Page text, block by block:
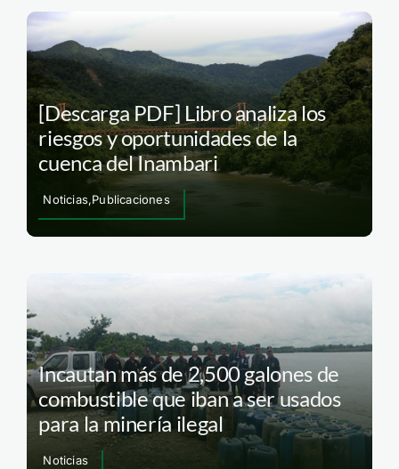
[Descarga PDF] Libro analiza los
riesgos y oportunidades de la
cuenca del Inambari
Noticias,Publicaciones
Incautan más de 2,500 galones de
combustible que iban a ser usados
para la minería ilegal
Noticias